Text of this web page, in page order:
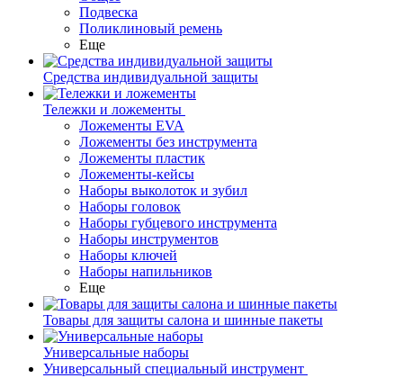
Подвеска
Поликлиновый ремень
Еще
Средства индивидуальной защиты
Тележки и ложементы
Ложементы EVA
Ложементы без инструмента
Ложементы пластик
Ложементы-кейсы
Наборы выколоток и зубил
Наборы головок
Наборы губцевого инструмента
Наборы инструментов
Наборы ключей
Наборы напильников
Еще
Товары для защиты салона и шинные пакеты
Универсальные наборы
Универсальный специальный инструмент